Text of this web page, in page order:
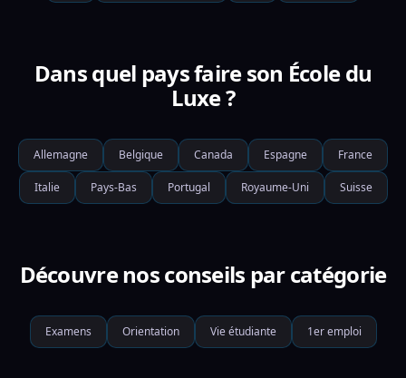
Dans quel pays faire son École du
Luxe ?
Allemagne Belgique Canada Espagne France
Italie Pays-Bas Portugal Royaume-Uni Suisse
Découvre nos conseils par catégorie
Examens Orientation Vie étudiante 1er emploi